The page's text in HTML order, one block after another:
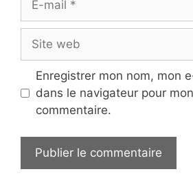
Site
web
Enregistrer mon nom, mon
dans le navigateur pour
commentaire.